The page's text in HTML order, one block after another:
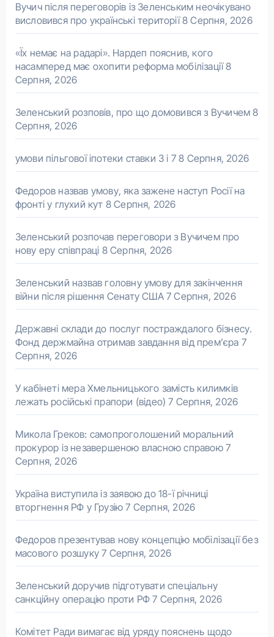
Вучич після переговорів із Зеленським неочікувано
висловився про українські території 8 Серпня, 2026
«Їх немає на радарі». Нардеп пояснив, кого
насамперед має охопити реформа мобілізації 8
Серпня, 2026
Зеленський розповів, про що домовився з Вучичем 8
Серпня, 2026
умови пільгової іпотеки ставки 3 і 7 8 Серпня, 2026
Федоров назвав умову, яка зажене наступ Росії на
фронті у глухий кут 8 Серпня, 2026
Зеленський розпочав переговори з Вучичем про
нову еру співпраці 8 Серпня, 2026
Зеленський назвав головну умову для закінчення
війни після рішення Сенату США 7 Серпня, 2026
Державні склади до послуг постраждалого бізнесу.
Фонд держмайна отримав завдання від прем’єра 7
Серпня, 2026
У кабінеті мера Хмельницького замість килимків
лежать російські прапори (відео) 7 Серпня, 2026
Микола Греков: самопроголошений моральний
прокурор із незавершеною власною справою 7
Серпня, 2026
Україна виступила із заявою до 18-ї річниці
вторгнення РФ у Грузію 7 Серпня, 2026
Федоров презентував нову концепцію мобілізації без
масового розшуку 7 Серпня, 2026
Зеленський доручив підготувати спеціальну
санкційну операцію проти РФ 7 Серпня, 2026
Комітет Ради вимагає від уряду пояснень щодо